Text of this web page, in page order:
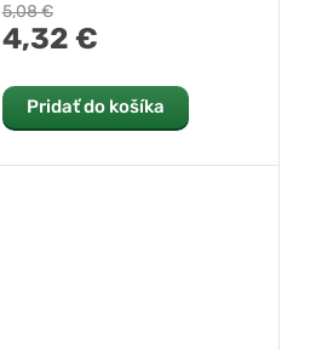
5,08 €
4,32 €
Pridať do košíka